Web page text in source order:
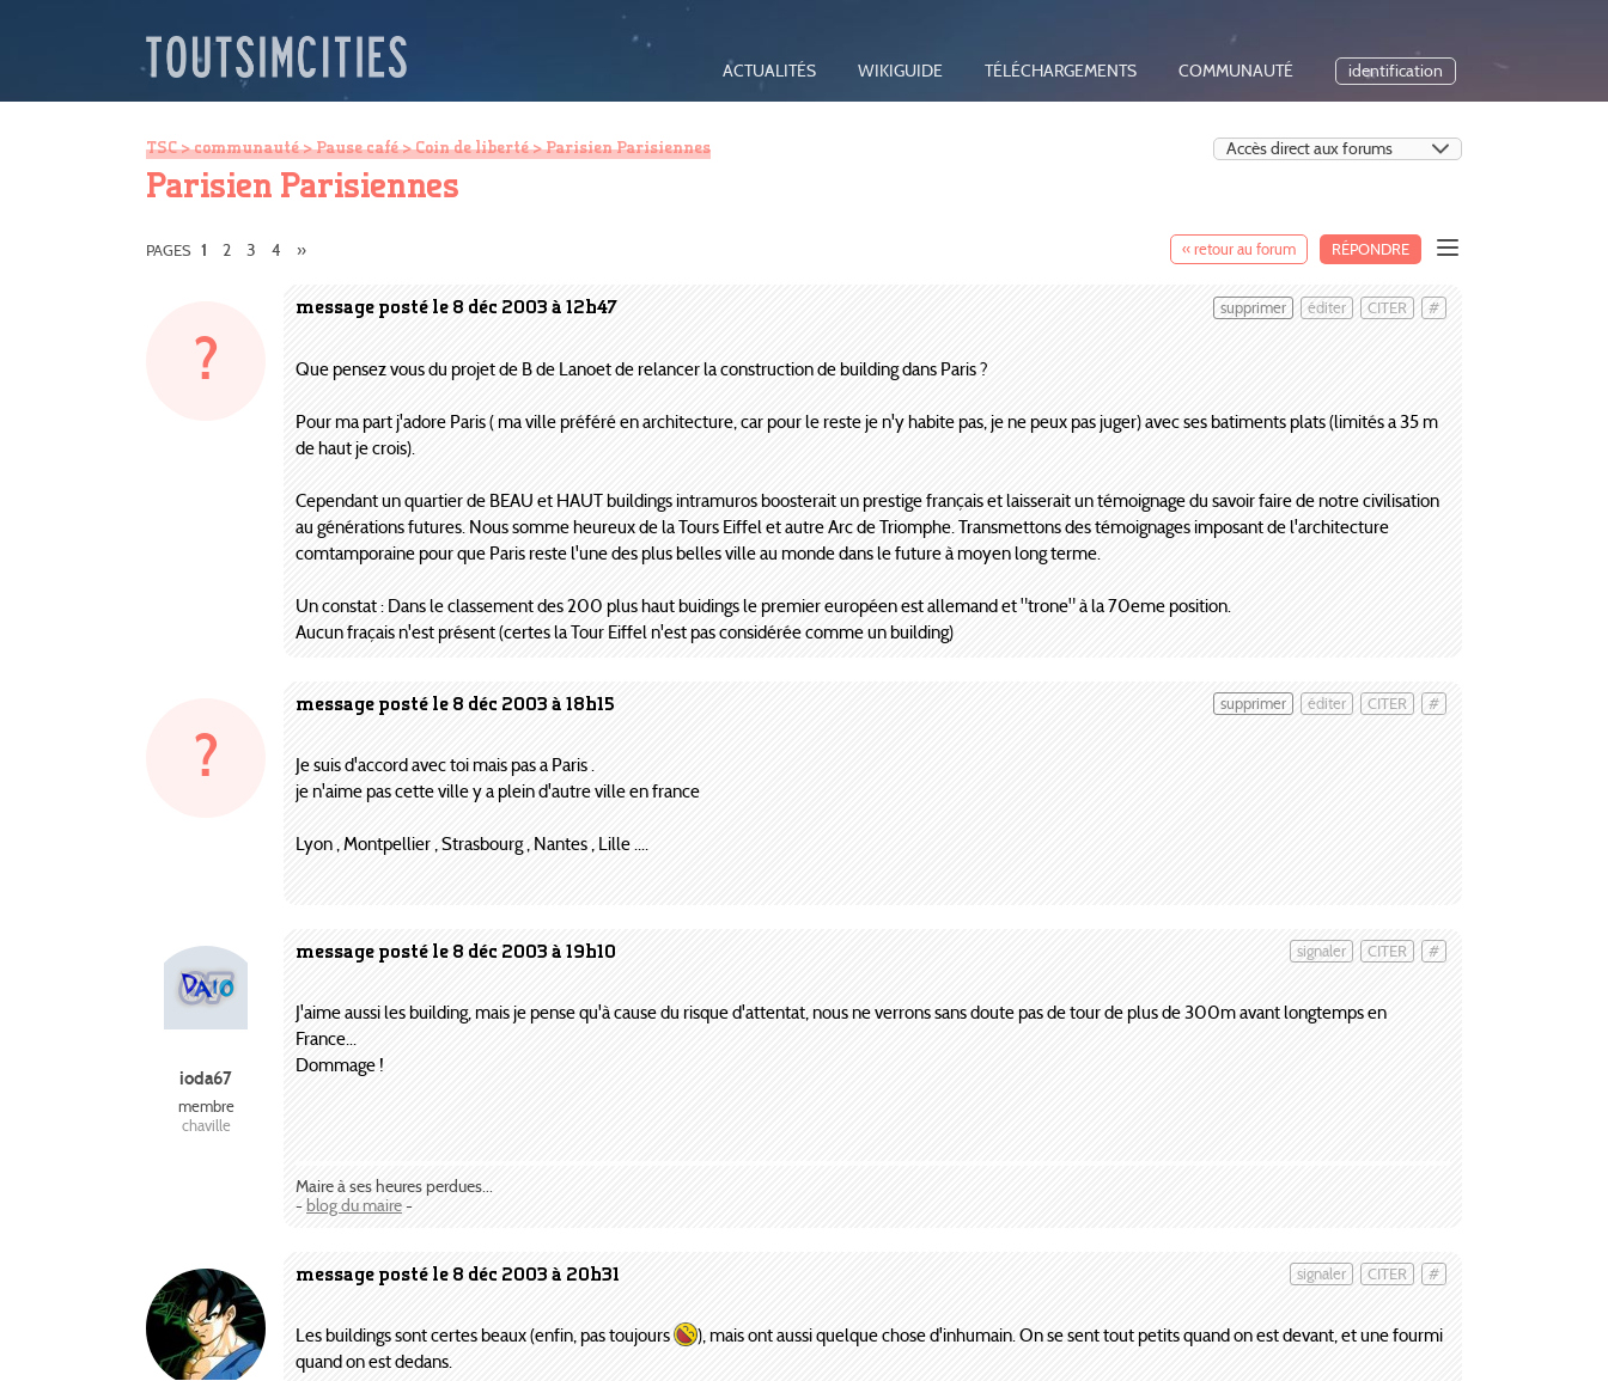
ACTUALITÉS WIKIGUIDE TÉLÉCHARGEMENTS COMMUNAUTÉ identification
TSC>communauté>Pause café>Coin de liberté> Parisien Parisiennes
Parisien Parisiennes
« retour au forum RÉPONDRE
PAGES 1 2 3 4 »
message posté le 8 déc 2003 à 12h47 #
CITER
éditer
supprimer
? Que pensez vous du projet de B de Lanoet de relancer la construction de building dans Paris ?
Pour ma part j'adore Paris ( ma ville préféré en architecture, car pour le reste je n'y habite pas, je ne peux pas juger) avec ses batiments plats (limités a 35 m
de haut je crois).
Cependant un quartier de BEAU et HAUT buildings intramuros boosterait un prestige français et laisserait un témoignage du savoir faire de notre civilisation
au générations futures. Nous somme heureux de la Tours Eiffel et autre Arc de Triomphe. Transmettons des témoignages imposant de l'architecture
comtamporaine pour que Paris reste l'une des plus belles ville au monde dans le future à moyen long terme.
Un constat : Dans le classement des 200 plus haut buidings le premier européen est allemand et "trone" à la 70eme position.
Aucun fraçais n'est présent (certes la Tour Eiffel n'est pas considérée comme un building)
message posté le 8 déc 2003 à 18h15 #
CITER
éditer
supprimer
?
Je suis d'accord avec toi mais pas a Paris .
je n'aime pas cette ville y a plein d'autre ville en france
Lyon , Montpellier , Strasbourg , Nantes , Lille ....
message posté le 8 déc 2003 à 19h10 #
CITER
signaler
ioda67
membre
chaville
J'aime aussi les building, mais je pense qu'à cause du risque d'attentat, nous ne verrons sans doute pas de tour de plus de 300m avant longtemps en
France...
Dommage !
Maire à ses heures perdues...
- blog du maire-
message posté le 8 déc 2003 à 20h31 #
CITER
signaler
Les buildings sont certes beaux (enfin, pas toujours
), mais ont aussi quelque chose d'inhumain. On se sent tout petits quand on est devant, et une fourmi
quand on est dedans.